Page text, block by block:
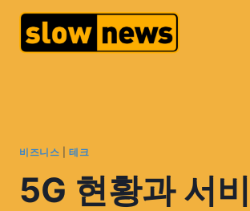
비즈니스 |테크
5G 현황과 서